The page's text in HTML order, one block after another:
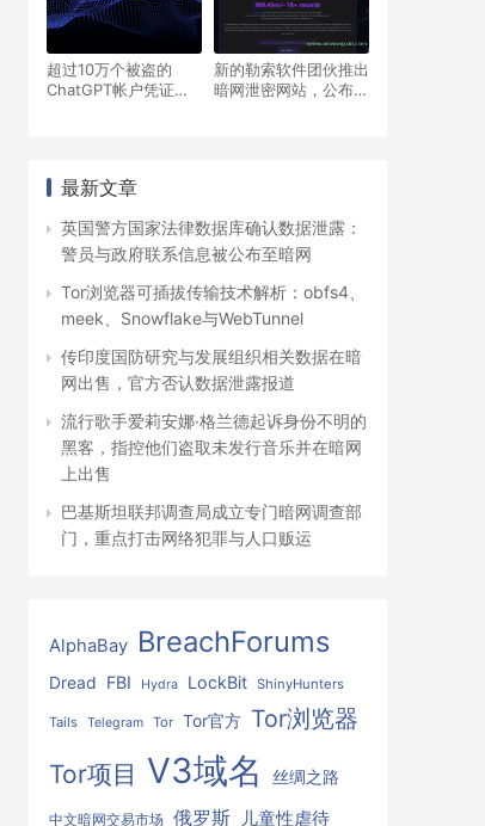
超过10万个被盗的
ChatGPT帐户凭证在
新的勒索软件团伙推出
暗网泄密网站，公布
最新文章
英国警方国家法律数据库确认数据泄露：
警员与政府联系信息被公布至暗网
Tor浏览器可插拔传输技术解析：obfs4、
meek、Snowflake与WebTunnel
传印度国防研究与发展组织相关数据在暗
网出售，官方否认数据泄露报道
流行歌手爱莉安娜·格兰德起诉身份不明的
黑客，指控他们盗取未发行音乐并在暗网
上出售
巴基斯坦联邦调查局成立专门暗网调查部
门，重点打击网络犯罪与人口贩运
AlphaBay BreachForums
Dread FBI Hydra LockBit ShinyHunters
Tails Telegram Tor Tor官方 Tor浏览器
Tor项目 V3域名 丝绸之路
中文暗网交易市场 俄罗斯 儿童性虐待